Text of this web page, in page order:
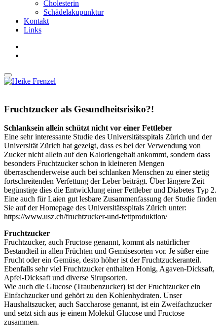
Cholesterin
Schädelakupunktur
Kontakt
Links
Fruchtzucker als Gesundheitsrisiko?!
Schlanksein allein schützt nicht vor einer Fettleber
Eine sehr interessante Studie des Universitätsspitals Zürich und der
Universität Zürich hat gezeigt, dass es bei der Verwendung von
Zucker nicht allein auf den Kaloriengehalt ankommt, sondern dass
besonders Fruchtzucker schon in kleineren Mengen
überraschenderweise auch bei schlanken Menschen zu einer stetig
fortschreitenden Verfettung der Leber beiträgt. Über längere Zeit
begünstige dies die Entwicklung einer Fettleber und Diabetes Typ 2.
Eine auch für Laien gut lesbare Zusammenfassung der Studie finden
Sie auf der Homepage des Universitätsspitals Zürich unter:
https://www.usz.ch/fruchtzucker-und-fettproduktion/
Fruchtzucker
Fruchtzucker, auch Fructose genannt, kommt als natürlicher
Bestandteil in allen Früchten und Gemüsesorten vor. Je süßer eine
Frucht oder ein Gemüse, desto höher ist der Fruchtzuckeranteil.
Ebenfalls sehr viel Fruchtzucker enthalten Honig, Agaven-Dicksaft,
Apfel-Dicksaft und diverse Sirupsorten.
Wie auch die Glucose (Traubenzucker) ist der Fruchtzucker ein
Einfachzucker und gehört zu den Kohlenhydraten. Unser
Haushaltszucker, auch Saccharose genannt, ist ein Zweifachzucker
und setzt sich aus je einem Molekül Glucose und Fructose
zusammen.